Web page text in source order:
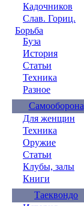
Кадочников
Слав. Гориц.
Борьба
Буза
История
Статьи
Техника
Разное
Самооборона
Для женщин
Техника
Оружие
Статьи
Клубы, залы
Книги
Таеквондо